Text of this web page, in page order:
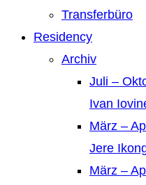
Transferbüro
Residency
Archiv
Juli –
Ivan
März –
Jere
März –